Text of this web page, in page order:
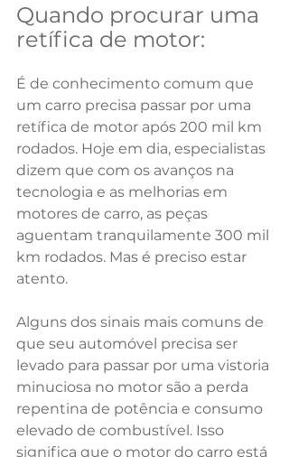
Quando procurar uma
retífica de motor:
É de conhecimento comum que
um carro precisa passar por uma
retífica de motor após 200 mil km
rodados. Hoje em dia, especialistas
dizem que com os avanços na
tecnologia e as melhorias em
motores de carro, as peças
aguentam tranquilamente 300 mil
km rodados. Mas é preciso estar
atento.
Alguns dos sinais mais comuns de
que seu automóvel precisa ser
levado para passar por uma vistoria
minuciosa no motor são a perda
repentina de potência e consumo
elevado de combustível. Isso
significa que o motor do carro está